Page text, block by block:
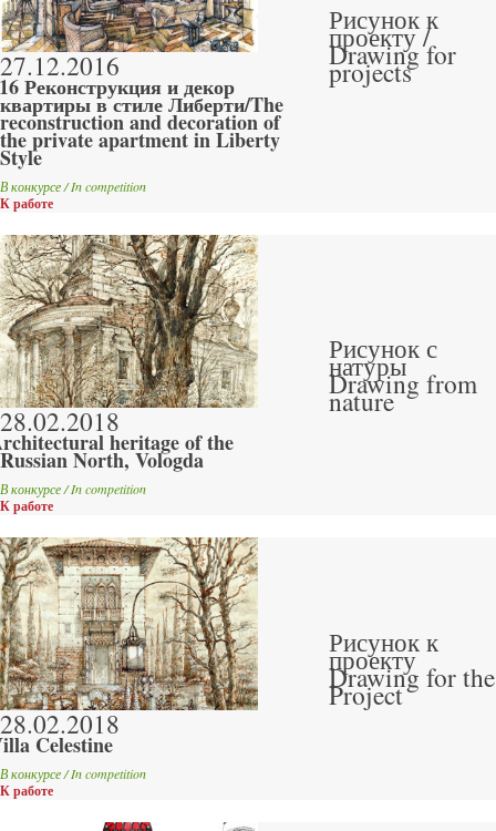
27.12.2016
Реконструкция и декор
квартиры в стиле Либерти/The
reconstruction and decoration of
the private apartment in Liberty
Style
В конкурсе / In competition
К работе
Рисунок к
проекту /
Drawing for
projects
28.02.2018
heritage of the
Russian North, Vologda
В конкурсе / In competition
К работе
Рисунок с
натуры
Drawing from
nature
28.02.2018
Celestine
В конкурсе / In competition
К работе
Рисунок к
проекту
Drawing for the
Project